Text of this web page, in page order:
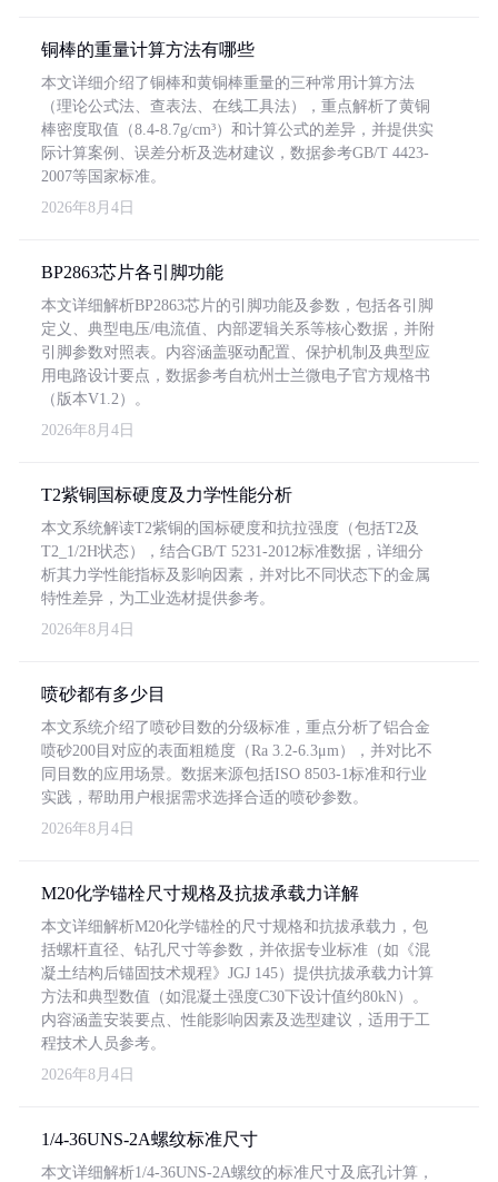
铜棒的重量计算方法有哪些
本文详细介绍了铜棒和黄铜棒重量的三种常用计算方法
（理论公式法、查表法、在线工具法），重点解析了黄铜
棒密度取值（8.4-8.7g/cm³）和计算公式的差异，并提供实
际计算案例、误差分析及选材建议，数据参考GB/T 4423-
2007等国家标准。
2026年8月4日
BP2863芯片各引脚功能
本文详细解析BP2863芯片的引脚功能及参数，包括各引脚
定义、典型电压/电流值、内部逻辑关系等核心数据，并附
引脚参数对照表。内容涵盖驱动配置、保护机制及典型应
用电路设计要点，数据参考自杭州士兰微电子官方规格书
（版本V1.2）。
2026年8月4日
T2紫铜国标硬度及力学性能分析
本文系统解读T2紫铜的国标硬度和抗拉强度（包括T2及
T2_1/2H状态），结合GB/T 5231-2012标准数据，详细分
析其力学性能指标及影响因素，并对比不同状态下的金属
特性差异，为工业选材提供参考。
2026年8月4日
喷砂都有多少目
本文系统介绍了喷砂目数的分级标准，重点分析了铝合金
喷砂200目对应的表面粗糙度（Ra 3.2-6.3μm），并对比不
同目数的应用场景。数据来源包括ISO 8503-1标准和行业
实践，帮助用户根据需求选择合适的喷砂参数。
2026年8月4日
M20化学锚栓尺寸规格及抗拔承载力详解
本文详细解析M20化学锚栓的尺寸规格和抗拔承载力，包
括螺杆直径、钻孔尺寸等参数，并依据专业标准（如《混
凝土结构后锚固技术规程》JGJ 145）提供抗拔承载力计算
方法和典型数值（如混凝土强度C30下设计值约80kN）。
内容涵盖安装要点、性能影响因素及选型建议，适用于工
程技术人员参考。
2026年8月4日
1/4-36UNS-2A螺纹标准尺寸
本文详细解析1/4-36UNS-2A螺纹的标准尺寸及底孔计算，